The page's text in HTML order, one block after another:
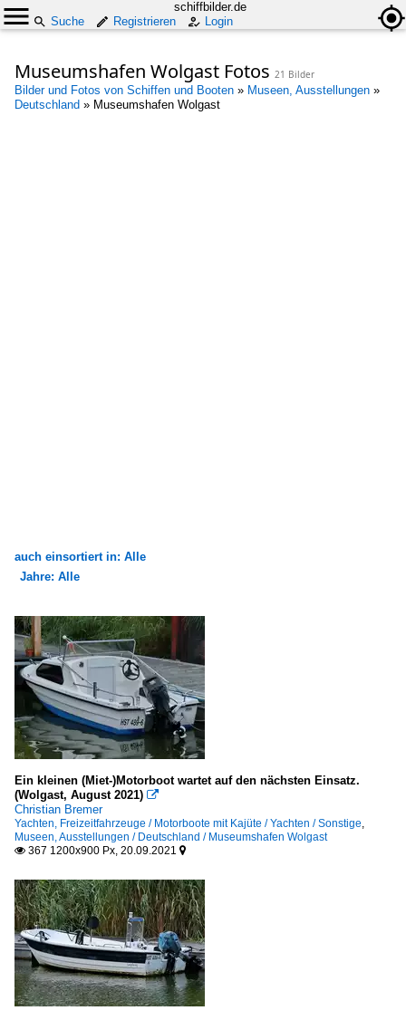
schiffbilder.de
Suche
Registrieren Login
Museumshafen Wolgast Fotos 21 Bilder
Bilder und Fotos von Schiffen und Booten » Museen, Ausstellungen »
Deutschland » Museumshafen Wolgast
auch einsortiert in: Alle
Binnenschiffe
Fähren in Deutschland
andere Gewässer
FGS - Fahrgastschiffe
D
Dampfschiffe
Sonstige
Flüsse und Seen
Deutschland
Jahre: Alle
Alle Jahre
2000
2005
2010
2013
2014
2015
2020
2021
Ein kleinen (Miet-)Motorboot wartet auf den nächsten Einsatz.
(Wolgast, August 2021) 
Christian Bremer
Yachten, Freizeitfahrzeuge / Motorboote mit Kajüte / Yachten / Sonstige,
Museen, Ausstellungen / Deutschland / Museumshafen Wolgast
 367 1200x900 Px, 20.09.2021 